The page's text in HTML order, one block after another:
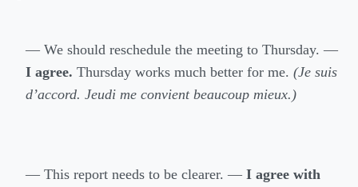
— We should reschedule the meeting to Thursday. —
I agree. Thursday works much better for me. (Je suis
d’accord. Jeudi me convient beaucoup mieux.)
— This report needs to be clearer. — I agree with